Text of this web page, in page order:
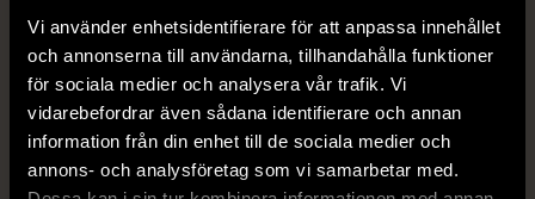
Vi använder enhetsidentifierare för att anpassa innehållet
och annonserna till användarna, tillhandahålla funktioner
för sociala medier och analysera vår trafik. Vi
vidarebefordrar även sådana identifierare och annan
information från din enhet till de sociala medier och
annons- och analysföretag som vi samarbetar med.